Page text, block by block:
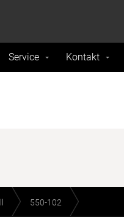
Service Kontakt
550-102